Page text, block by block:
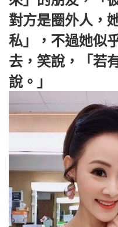
對方是圈外人，
私」，不過她似
去，笑說，「若
說。」